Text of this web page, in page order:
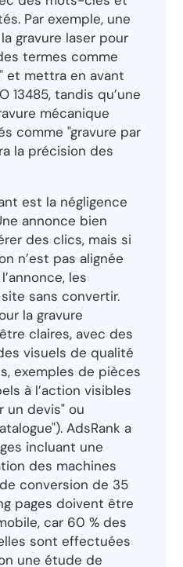
Par exemple, une
gravure laser pour
termes comme
et mettra en avant
13485, tandis qu’une
mécanique
comme "gravure par
la précision des
est la négligence
annonce bien
des clics, mais si
n’est pas alignée
les
sans convertir.
la gravure
claires, avec des
visuels de qualité
exemples de pièces
à l’action visibles
un devis" ou
AdsRank a
incluant une
des machines
conversion de 35
pages doivent être
car 60 % des
sont effectuées
une étude de